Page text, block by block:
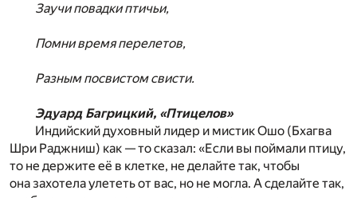
Заучи повадки птичьи,
Помни время перелетов,
Разным посвистом свисти.
Эдуард Багрицкий, «Птицелов»
Индийский духовный лидер и мистик Ошо (Бхагва
Шри Раджниш) как — то сказал: «Если вы поймали птицу,
то не держите её в клетке, не делайте так, чтобы
она захотела улететь от вас, но не могла. А сделайте так,